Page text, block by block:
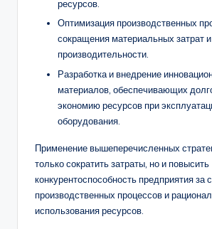
ресурсов.
Оптимизация производственных
сокращения материальных затрат
производительности.
Разработка и внедрение
материалов, обеспечивающих
экономию ресурсов при
оборудования.
Применение вышеперечисленных
только сократить затраты, но и повысить
конкурентоспособность предприятия за
производственных процессов и
использования ресурсов.